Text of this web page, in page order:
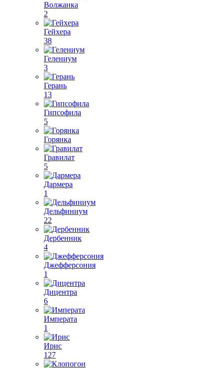
Волжанка
2
Гейхера
38
Гелениум
3
Герань
13
Гипсофила
5
Горянка
Гравилат
5
Дармера
1
Дельфиниум
22
Дербенник
4
Джефферсония
1
Дицентра
6
Императа
1
Ирис
127